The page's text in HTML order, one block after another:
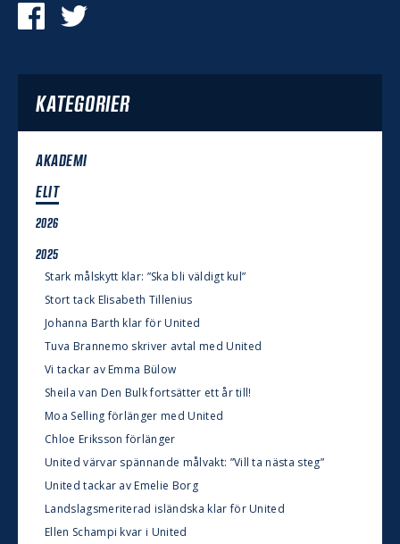
KATEGORIER
AKADEMI
ELIT
2026
2025
Stark målskytt klar: ”Ska bli väldigt kul”
Stort tack Elisabeth Tillenius
Johanna Barth klar för United
Tuva Brannemo skriver avtal med United
Vi tackar av Emma Bülow
Sheila van Den Bulk fortsätter ett år till!
Moa Selling förlänger med United
Chloe Eriksson förlänger
United värvar spännande målvakt: ”Vill ta nästa steg”
United tackar av Emelie Borg
Landslagsmeriterad isländska klar för United
Ellen Schampi kvar i United